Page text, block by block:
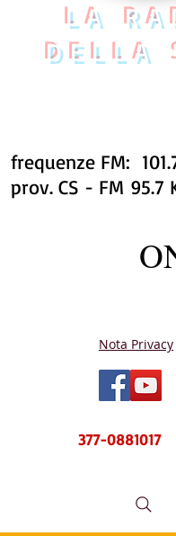
LA
DELLA
frequenze FM:
prov. CS - FM 95.7
Nota Privacy
377-0881017